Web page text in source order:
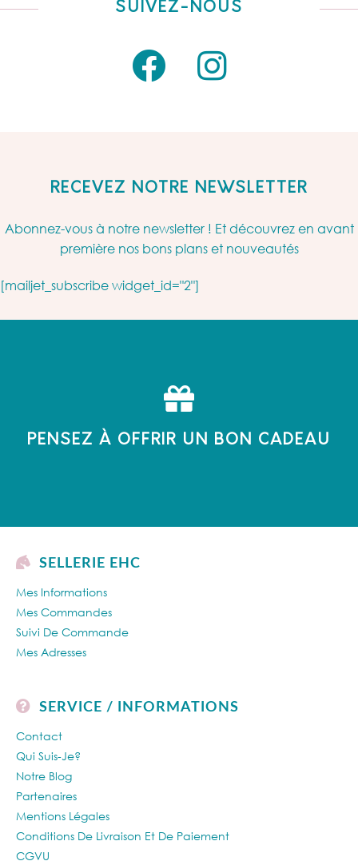
SUIVEZ-NOUS
RECEVEZ NOTRE NEWSLETTER
Abonnez-vous à notre newsletter ! Et découvrez en avant
première nos bons plans et nouveautés
[mailjet_subscribe widget_id="2"]
PENSEZ À OFFRIR UN BON CADEAU
SELLERIE EHC
Mes Informations
Mes Commandes
Suivi De Commande
Mes Adresses
SERVICE / INFORMATIONS
Contact
Qui Suis-Je?
Notre Blog
Partenaires
Mentions Légales
Conditions De Livraison Et De Paiement
CGVU